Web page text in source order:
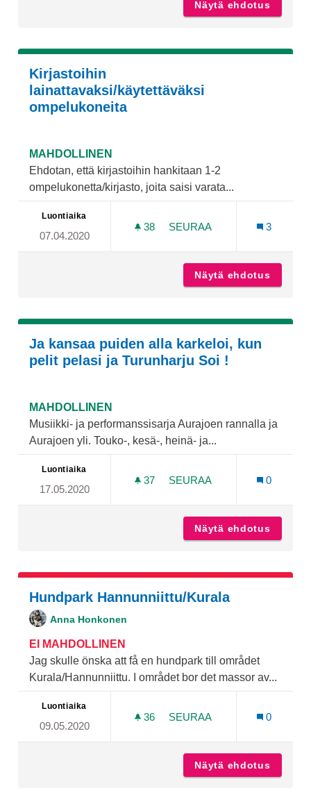
Näytä ehdotus
Kirjastoihin
lainattavaksi/käytettäväksi
ompelukoneita
MAHDOLLINEN
Ehdotan, että kirjastoihin hankitaan 1-2
ompelukonetta/kirjasto, joita saisi varata...
Luontiaika
07.04.2020
38 38 SEURAAJAA
SEURAA
3
Näytä ehdotus
Ja kansaa puiden alla karkeloi, kun
pelit pelasi ja Turunharju Soi !
MAHDOLLINEN
Musiikki- ja performanssisarja Aurajoen rannalla ja
Aurajoen yli. Touko-, kesä-, heinä- ja...
Luontiaika
17.05.2020
37 37 SEURAAJAA
SEURAA
0
Näytä ehdotus
Hundpark Hannunniittu/Kurala
Anna Honkonen
EI MAHDOLLINEN
Jag skulle önska att få en hundpark till området
Kurala/Hannunniittu. I området bor det massor av...
Luontiaika
09.05.2020
36 36 SEURAAJAA
SEURAA
0
Näytä ehdotus